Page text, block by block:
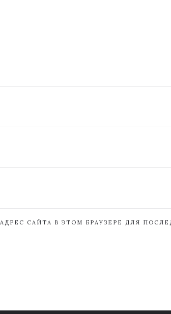
САЙТА В ЭТОМ БРАУЗЕРЕ ДЛЯ